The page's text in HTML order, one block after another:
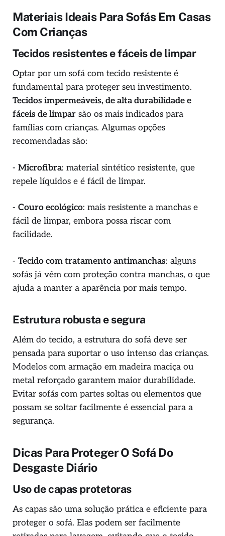
Materiais Ideais Para Sofás Em Casas
Com Crianças
Tecidos resistentes e fáceis de limpar
Optar por um sofá com tecido resistente é
fundamental para proteger seu investimento.
Tecidos impermeáveis, de alta durabilidade e
fáceis de limpar são os mais indicados para
famílias com crianças. Algumas opções
recomendadas são:
- Microfibra: material sintético resistente, que
repele líquidos e é fácil de limpar.
- Couro ecológico: mais resistente a manchas e
fácil de limpar, embora possa riscar com
facilidade.
- Tecido com tratamento antimanchas: alguns
sofás já vêm com proteção contra manchas, o que
ajuda a manter a aparência por mais tempo.
Estrutura robusta e segura
Além do tecido, a estrutura do sofá deve ser
pensada para suportar o uso intenso das crianças.
Modelos com armação em madeira maciça ou
metal reforçado garantem maior durabilidade.
Evitar sofás com partes soltas ou elementos que
possam se soltar facilmente é essencial para a
segurança.
Dicas Para Proteger O Sofá Do
Desgaste Diário
Uso de capas protetoras
As capas são uma solução prática e eficiente para
proteger o sofá. Elas podem ser facilmente